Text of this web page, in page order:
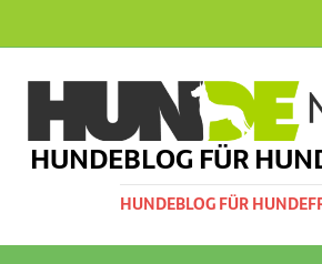
HUNDEBLOG FÜR
HUNDEBLOG FÜR